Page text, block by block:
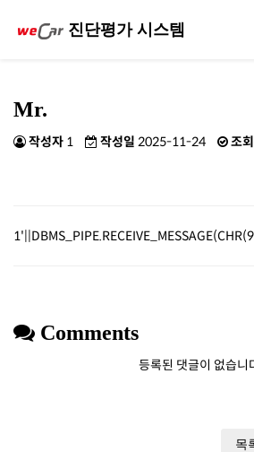
진단평가 시스템
Mr.
작성자 1 작성일 2025-11-24 조
Comments
등록된 댓글이 없습니
목